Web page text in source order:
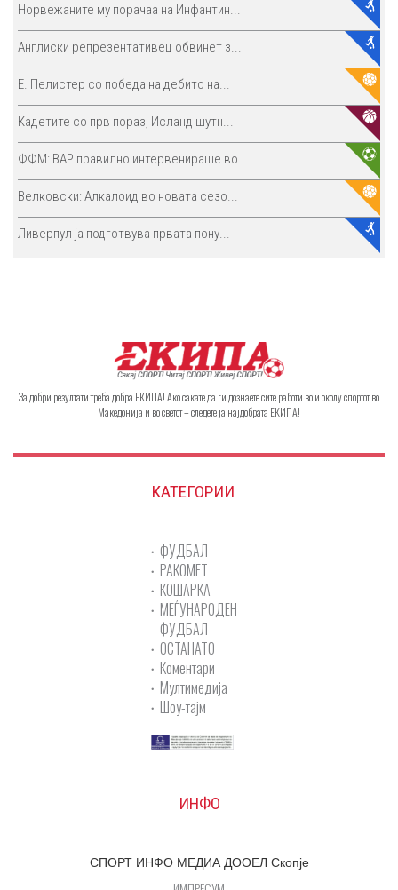
Норвежаните му порачаа на Инфантин...
Англиски репрезентативец обвинет з...
E. Пелистер со победа на дебито на...
Кадетите со прв пораз, Исланд шутн...
ФФМ: ВАР правилно интервенираше во...
Велковски: Алкалоид во новата сезо...
Ливерпул ја подготвува првата пону...
За добри резултати треба добра ЕКИПА! Ако сакате да ги дознаете сите работи во и околу спортот во
Македонија и во светот – следете ја најдобрата ЕКИПА!
КАТЕГОРИИ
ФУДБАЛ
РАКОМЕТ
КОШАРКА
МЕЃУНАРОДЕН
ФУДБАЛ
ОСТАНАТО
Коментари
Мултимедија
Шоу-тајм
ИНФО
СПОРТ ИНФО МЕДИА ДООЕЛ Скопје